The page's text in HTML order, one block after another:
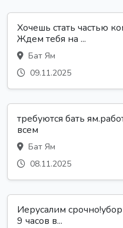
Хочешь стать частью
Ждем тебя на ...
Бат Ям
09.11.2025
требуются бать
всем
Бат Ям
08.11.2025
Иерусалим
9 часов в...